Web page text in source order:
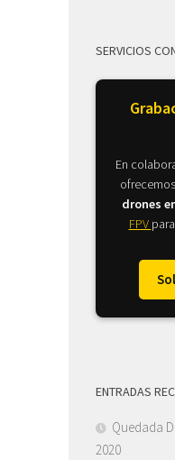
SERVICIOS
En
drones
FPV
ENTRADAS
Quedada
2020